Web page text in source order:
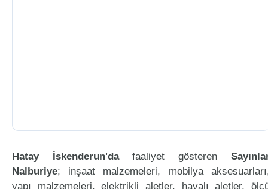
Hatay İskenderun'dafaaliyet gösteren
Nalburiye; inşaat malzemeleri, mobilya
yapı malzemeleri, elektrikli aletler, havalı aletler,